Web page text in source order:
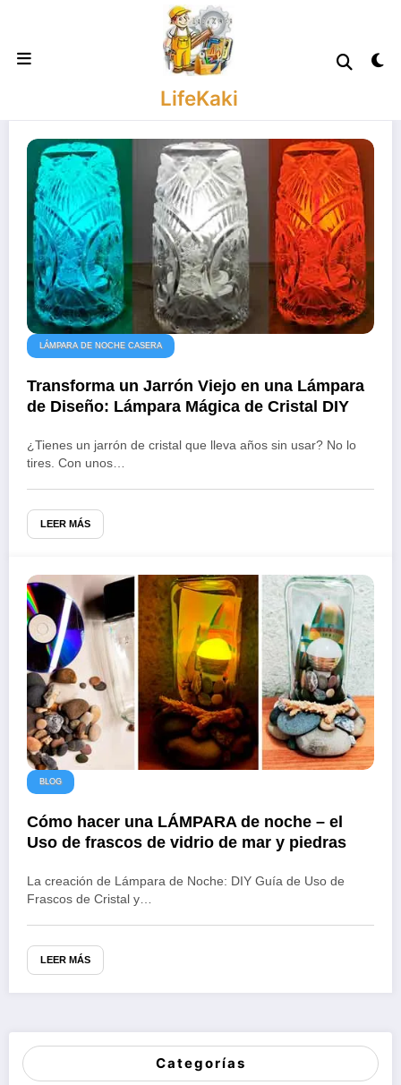
LifeKaki
LÁMPARA DE NOCHE CASERA
Transforma un Jarrón Viejo en una Lámpara
de Diseño: Lámpara Mágica de Cristal DIY
¿Tienes un jarrón de cristal que lleva años sin usar? No lo
tires. Con unos…
LEER MÁS
BLOG
Cómo hacer una LÁMPARA de noche – el
Uso de frascos de vidrio de mar y piedras
La creación de Lámpara de Noche: DIY Guía de Uso de
Frascos de Cristal y…
LEER MÁS
Categorías